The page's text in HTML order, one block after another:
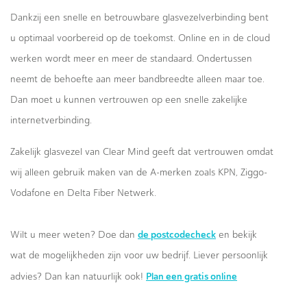
Dankzij een snelle en betrouwbare glasvezelverbinding bent
u optimaal voorbereid op de toekomst. Online en in de cloud
werken wordt meer en meer de standaard. Ondertussen
neemt de behoefte aan meer bandbreedte alleen maar toe.
Dan moet u kunnen vertrouwen op een snelle zakelijke
internetverbinding.
Zakelijk glasvezel van Clear Mind geeft dat vertrouwen omdat
wij alleen gebruik maken van de A-merken zoals KPN, Ziggo-
Vodafone en Delta Fiber Netwerk.
Wilt u meer weten? Doe dan de postcodecheck en bekijk
wat de mogelijkheden zijn voor uw bedrijf. Liever persoonlijk
advies? Dan kan natuurlijk ook! Plan een gratis online